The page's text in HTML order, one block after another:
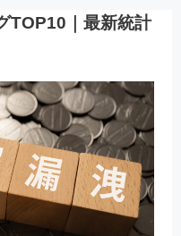
TOP10｜最新統計